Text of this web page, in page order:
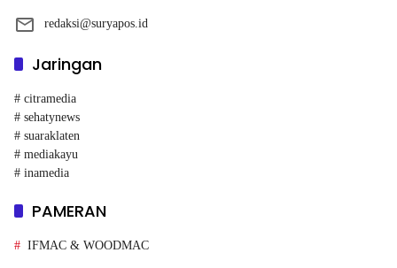
redaksi@suryapos.id
Jaringan
# citramedia
# sehatynews
# suaraklaten
# mediakayu
# inamedia
PAMERAN
IFMAC & WOODMAC